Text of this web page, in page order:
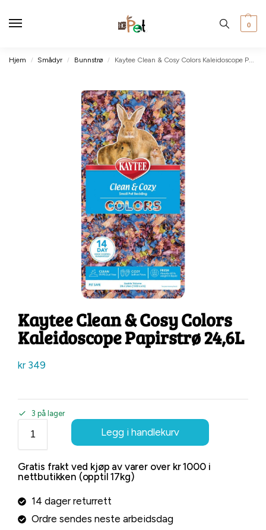
0
Hjem / Smådyr / Bunnstrø / Kaytee Clean & Cosy Colors Kaleidoscope Papirstrø 24,6L
Kaytee Clean & Cosy Colors
Kaleidoscope Papirstrø 24,6L
kr349
3 på lager
Legg i handlekurv
Gratis frakt ved kjøp av varer over kr 1000 i
nettbutikken (opptil 17kg)
14 dager returrett
Ordre sendes neste arbeidsdag